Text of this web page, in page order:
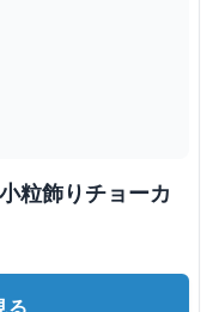
粒飾りチョーカ